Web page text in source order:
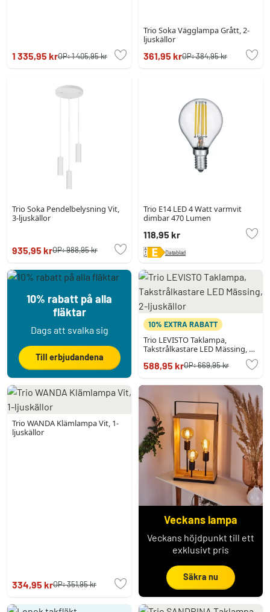
1 335,95 krOP:1 405,95 kr
Trio Soka Vägglampa Grått, 2-
ljuskällor
361,95 krOP:384,95 kr
Trio Soka Pendelbelysning Vit,
3-ljuskällor
935,95 krOP:988,95 kr
Trio E14 LED 4 Watt varmvit
dimbar 470 Lumen
118,95 kr
Datablad
10% rabatt på alla
fläktar
Dags att svalka sig
Till erbjudandena
10% EXTRA RABATT
Trio LEVISTO Taklampa,
Takstrålkastare LED Mässing, 2-
588,95 krOP:669,95 kr
Trio WANDA Klämlampa Vit, 1-
ljuskällor
334,95 krOP:351,95 kr
Veckans lampa
Veckans höjdpunkt till ett
exklusivt pris
Säkra nu